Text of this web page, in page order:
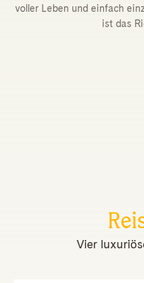
voller Leben und einfach
ist das
Vier